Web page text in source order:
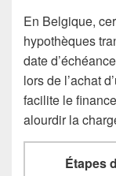
En Belgique,
hypothèques
date
lors de l’achat
facilite le
alourdir la
Étapes